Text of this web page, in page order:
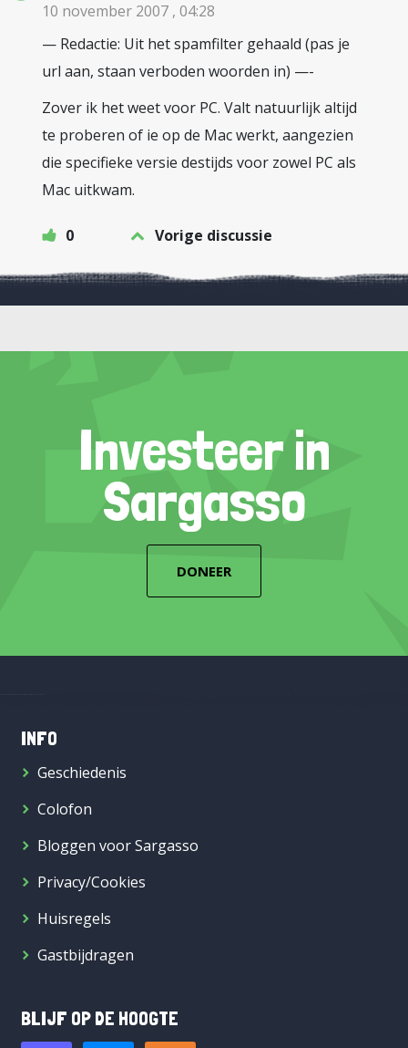
10 november 2007 , 04:28
— Redactie: Uit het spamfilter gehaald (pas je
url aan, staan verboden woorden in) —-
Zover ik het weet voor PC. Valt natuurlijk altijd
te proberen of ie op de Mac werkt, aangezien
die specifieke versie destijds voor zowel PC als
Mac uitkwam.
0 Vorige discussie
Investeer in
Sargasso
DONEER
INFO
Geschiedenis
Colofon
Bloggen voor Sargasso
Privacy/Cookies
Huisregels
Gastbijdragen
BLIJF OP DE HOOGTE